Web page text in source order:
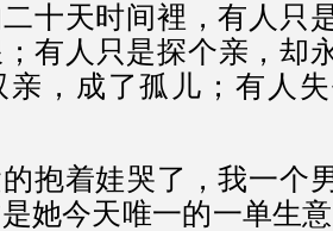
十天时间裡，有人只
有人只是探个亲，却
亲，成了孤儿；有人
抱着娃哭了，我一个
是她今天唯一的一单